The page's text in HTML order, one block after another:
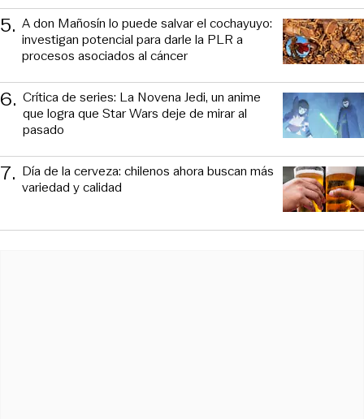
5. A don Mañosín lo puede salvar el cochayuyo:
investigan potencial para darle la PLR a
procesos asociados al cáncer
6. Crítica de series: La Novena Jedi, un anime
que logra que Star Wars deje de mirar al
pasado
7. Día de la cerveza: chilenos ahora buscan más
variedad y calidad